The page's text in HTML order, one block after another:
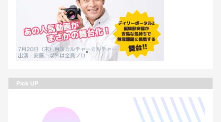
Pick UP